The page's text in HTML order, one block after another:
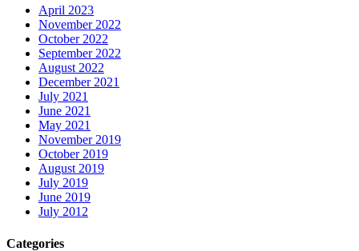
April 2023
November 2022
October 2022
September 2022
August 2022
December 2021
July 2021
June 2021
May 2021
November 2019
October 2019
August 2019
July 2019
June 2019
July 2012
Categories